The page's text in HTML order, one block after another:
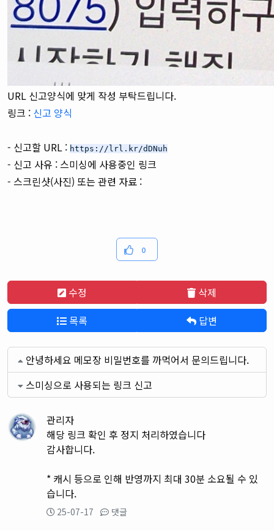
URL 신고양식에 맞게 작성 부탁드립니다.
링크 : 신고 양식
- 신고할 URL : https://lrl.kr/dDNuh
- 신고 사유 : 스미싱에 사용중인 링크
- 스크린샷(사진) 또는 관련 자료 :
0
수정
삭제
목록
답변
안녕하세요 메모장 비밀번호를 까먹어서 문의드립니다.
스미싱으로 사용되는 링크 신고
관리자
해당 링크 확인 후 정지 처리하였습니다
감사합니다.
* 캐시 등으로 인해 반영까지 최대 30분 소요될 수 있
습니다.
25-07-17 댓글